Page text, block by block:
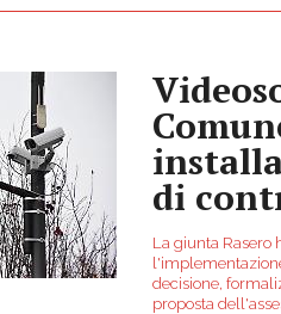
di
La giunta Rasero
decisione,
proposta